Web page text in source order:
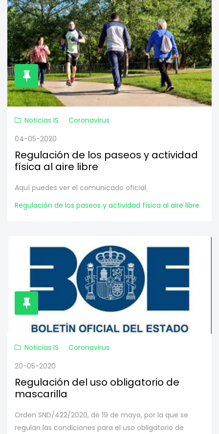
Noticias IS
Coronavirus
04-05-2020
Regulación de los paseos y actividad
física al aire libre
Aquí puedes ver el comunicado oficial.
Regulación de los paseos y actividad física al aire libre
Noticias IS
Coronavirus
20-05-2020
Regulación del uso obligatorio de
mascarilla
Orden SND/422/2020, de 19 de mayo, por la que se
regulan las condiciones para el uso obligatorio de